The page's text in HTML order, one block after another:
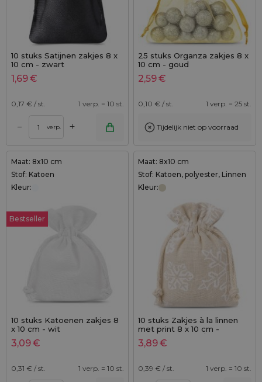
10 stuks Satijnen zakjes 8 x
10 cm - zwart
1,69€
0,17 € / st. 1 verp. = 10 st.
– verp. +
25 stuks Organza zakjes 8 x
10 cm - goud
2,59€
0,10 € / st. 1 verp. = 25 st.
Tijdelijk niet op voorraad
Maat: 8x10 cm
Stof: Katoen
Kleur:
Bestseller
10 stuks Katoenen zakjes 8
x 10 cm - wit
3,09€
0,31 € / st. 1 verp. = 10 st.
Maat: 8x10 cm
Stof: Katoen, polyester, Linnen
Kleur:
10 stuks Zakjes à la linnen
met print 8 x 10 cm -
natuurlijke kleur / sneeuw
3,89€
0,39 € / st. 1 verp. = 10 st.